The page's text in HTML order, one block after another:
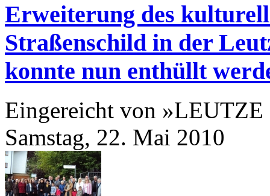
Erweiterung des
Straßenschild in der
konnte nun enthüllt
Eingereicht von »LEUTZE
Samstag, 22. Mai 2010